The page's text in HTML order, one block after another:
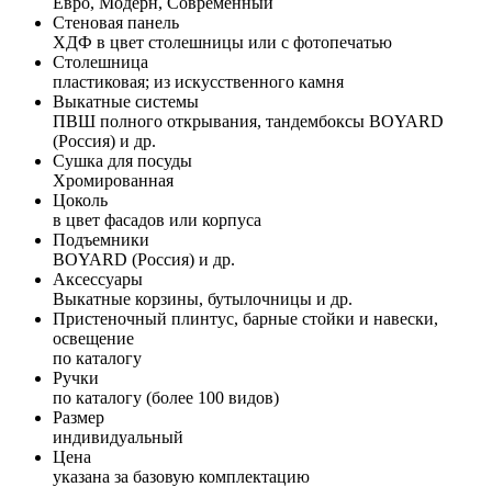
Стеновая панель
ХДФ в цвет столешницы или с фотопечатью
Столешница
пластиковая; из искусственного камня
Выкатные системы
ПВШ полного открывания, тандембоксы BOYARD
(Россия) и др.
Сушка для посуды
Хромированная
Цоколь
в цвет фасадов или корпуса
Подъемники
BOYARD (Россия) и др.
Аксессуары
Выкатные корзины, бутылочницы и др.
Пристеночный плинтус, барные стойки и навески,
освещение
по каталогу
Ручки
по каталогу (более 100 видов)
Размер
индивидуальный
Цена
указана за базовую комплектацию